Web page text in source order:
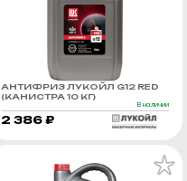
АНТИФРИЗ ЛУКОЙЛ G12 RED
(КАНИСТРА 10 КГ)
В наличии
2 386 ₽